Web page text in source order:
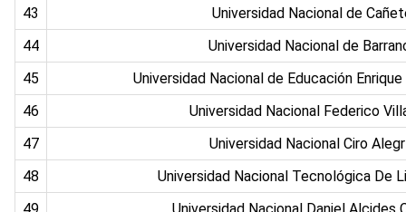
43
Universidad Nacional de
44
Universidad Nacional de
45
Universidad Nacional de Educación
46
Universidad Nacional Federico
47
Universidad Nacional Ciro
48
Universidad Nacional Tecnológica De